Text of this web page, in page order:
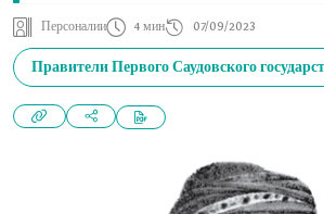
Персоналии 4 мин 07/09/2023
Правители Первого Саудовского